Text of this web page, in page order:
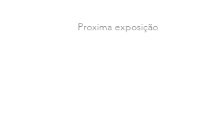
Proxima exposição